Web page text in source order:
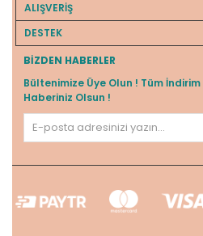
ALIŞVERİŞ
DESTEK
BIZDEN HABERLER
Bültenimize Üye Olun ! Tüm
Haberiniz Olsun !